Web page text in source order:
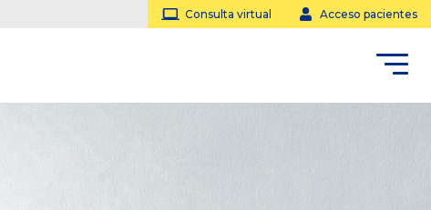
Consulta virtual Acceso pacientes